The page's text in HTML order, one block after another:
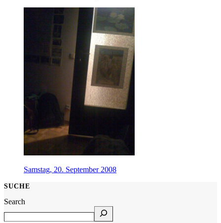
Samstag, 20. September 2008
SUCHE
Search